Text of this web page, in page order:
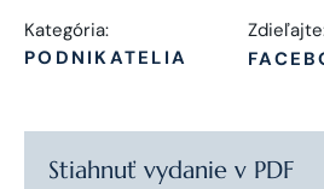
Kategória:
PODNIKATELIA
Stiahnuť vydanie v PDF